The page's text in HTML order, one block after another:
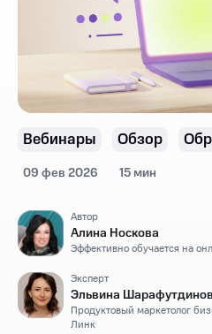
Вебинары Обзор
09 фев 2026 15 мин
Автор
Алина Носкова
Эффективно обучается на
Эксперт
Эльвина
Продуктовый маркетолог
Линк